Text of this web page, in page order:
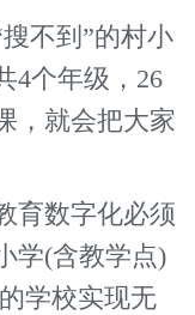
不到”的村小
4个年级，26
，就会把大家
数字化必须
学(含教学点)
学校实现无